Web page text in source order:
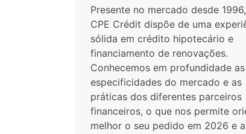
Presente no mercado desde
CPE Crédit dispõe de uma
sólida em crédito hipotecário e
financiamento de renovações.
Conhecemos em profundidade as
especificidades do mercado e as
práticas dos diferentes parceiros
financeiros, o que nos permite
melhor o seu pedido em 2026 e